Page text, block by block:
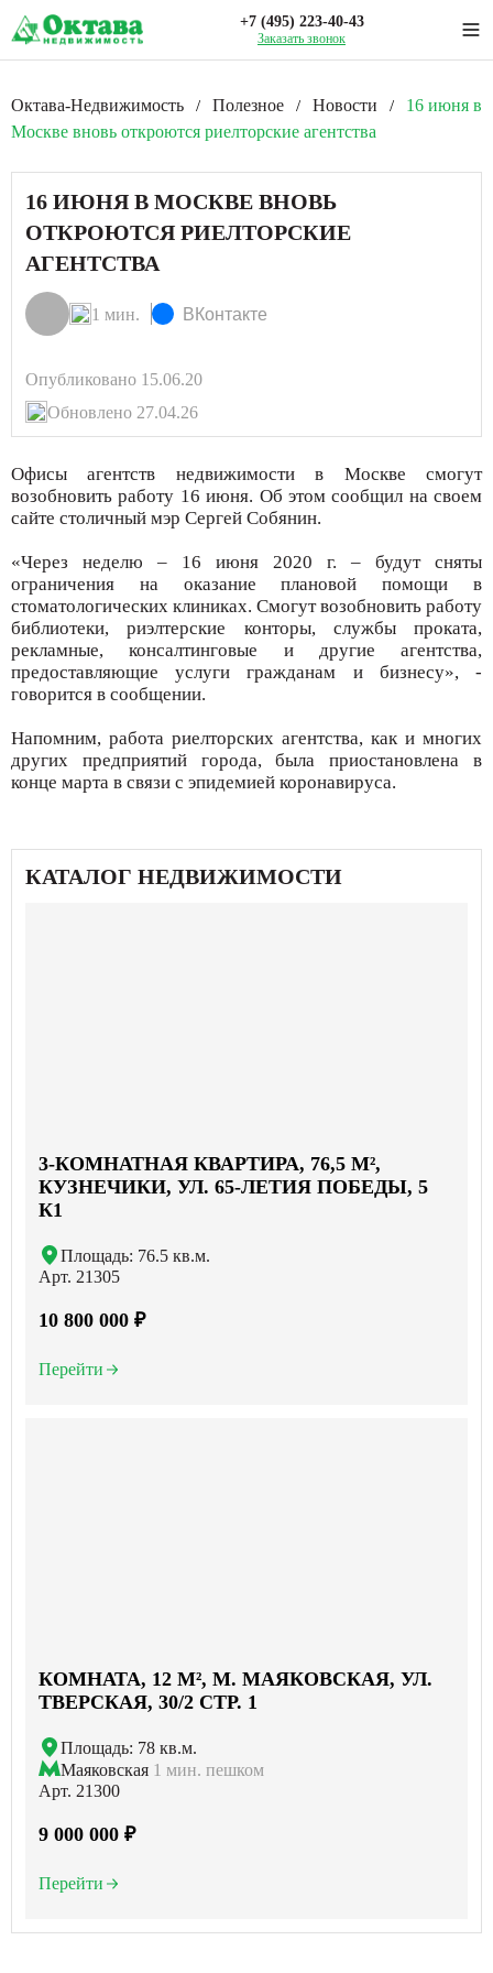
+7 (495) 223-40-43
Заказать звонок
Октава-Недвижимость / Полезное / Новости /
16 июня в
Москве вновь откроются риелторские агентства
16 ИЮНЯ В МОСКВЕ ВНОВЬ
ОТКРОЮТСЯ РИЕЛТОРСКИЕ
АГЕНТСТВА
1 мин. ВКонтакте
Опубликовано 15.06.20
Обновлено 27.04.26
Офисы агентств недвижимости в Москве смогут
возобновить работу 16 июня. Об этом сообщил на своем
сайте столичный мэр Сергей Собянин.
«Через неделю – 16 июня 2020 г. – будут сняты
ограничения на оказание плановой помощи в
стоматологических клиниках. Смогут возобновить работу
библиотеки, риэлтерские конторы, службы проката,
рекламные, консалтинговые и другие агентства,
предоставляющие услуги гражданам и бизнесу», -
говорится в сообщении.
Напомним, работа риелторских агентства, как и многих
других предприятий города, была приостановлена в
конце марта в связи с эпидемией коронавируса.
КАТАЛОГ НЕДВИЖИМОСТИ
3-КОМНАТНАЯ КВАРТИРА, 76,5 М²,
КУЗНЕЧИКИ, УЛ. 65-ЛЕТИЯ ПОБЕДЫ, 5
К1
Площадь: 76.5 кв.м.
Арт. 21305
10 800 000 ₽
Перейти
КОМНАТА, 12 М², М. МАЯКОВСКАЯ, УЛ.
ТВЕРСКАЯ, 30/2 СТР. 1
Площадь: 78 кв.м.
Маяковская 1 мин. пешком
Арт. 21300
9 000 000 ₽
Перейти